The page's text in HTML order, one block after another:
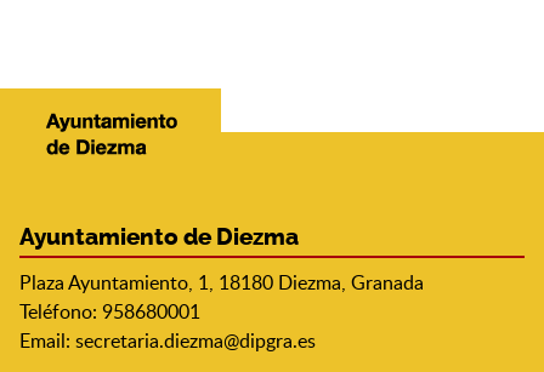
Ayuntamiento de Diezma
Plaza Ayuntamiento, 1, 18180 Diezma, Granada
Teléfono: 958680001
Email: secretaria.diezma@dipgra.es